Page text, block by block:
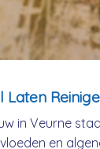
in Veurne
en